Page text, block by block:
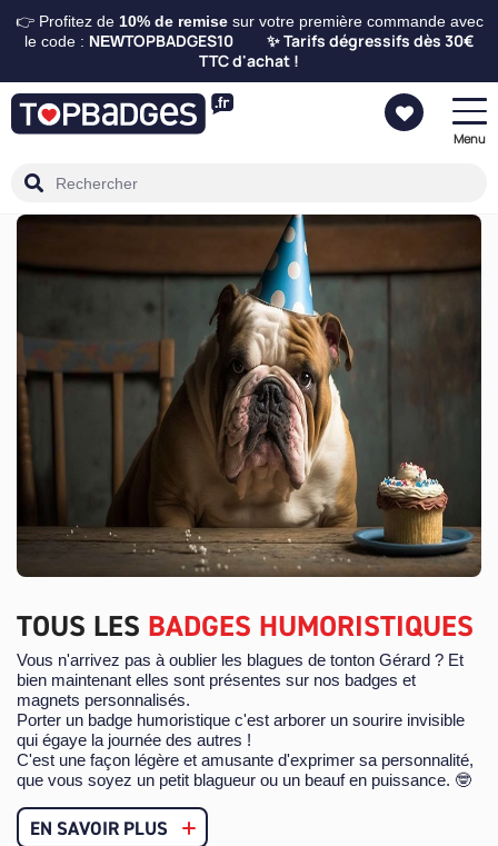
👉 Profitez de 10% de remisesur votre première commande avec
le code : NEWTOPBADGES10 ✨ Tarifs dégressifs dès 30€
TTC d'achat !
Menu
TOUS LES BADGES HUMORISTIQUES
Vous n'arrivez pas à oublier les blagues de tonton Gérard ? Et
bien maintenant elles sont présentes sur nos badges et
magnets personnalisés.
Porter un badge humoristique c'est arborer un sourire invisible
qui égaye la journée des autres !
C'est une façon légère et amusante d'exprimer sa personnalité,
que vous soyez un petit blagueur ou un beauf en puissance. 🤓
EN SAVOIR PLUS